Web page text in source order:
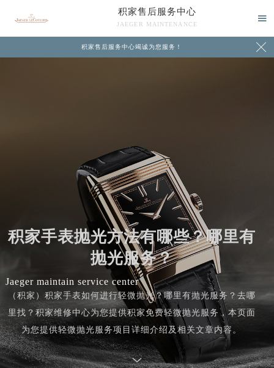
积家售后服务中心
JAEGER MAINTENANCE

积家售后服务中心竭诚为您服务！ 
积家手表抛光方法有哪些？哪里有
抛光服务？
Jaeger maintain service center
（积家）积家手表如何进行轻微抛光？哪里有抛光服务？去哪
里找？积家维修中心为您提供积家免费轻微抛光服务，本页面
为您提供轻微抛光服务项目详细介绍及相关文章内容。